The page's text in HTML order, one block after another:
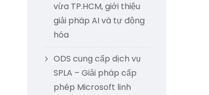
vừa TP.HCM, giới thiệu
giải pháp AI và tự động
hóa
ODS cung cấp dịch vụ
SPLA – Giải pháp cấp
phép Microsoft linh